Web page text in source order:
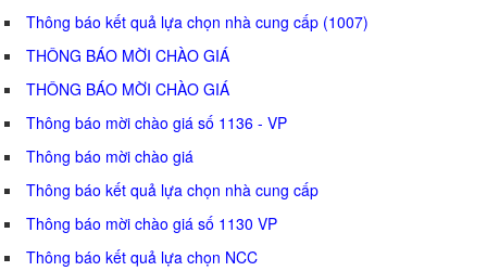
Thông báo kết quả lựa chọn nhà cung cấp (1007)
THÔNG BÁO MỜI CHÀO GIÁ
THÔNG BÁO MỜI CHÀO GIÁ
Thông báo mời chào giá số 1136 - VP
Thông báo mời chào giá
Thông báo kết quả lựa chọn nhà cung cấp
Thông báo mời chào giá số 1130 VP
Thông báo kết quả lựa chọn NCC